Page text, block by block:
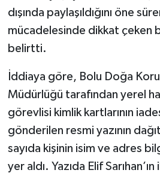
dışında paylaşıldığını öne
mücadelesinde dikkat çeken
belirtti.
İddiaya göre, Bolu Doğa
Müdürlüğü tarafından yerel
görevlisi kimlik kartlarının
gönderilen resmi yazının
sayıda kişinin isim ve adres
yer aldı. Yazıda Elif